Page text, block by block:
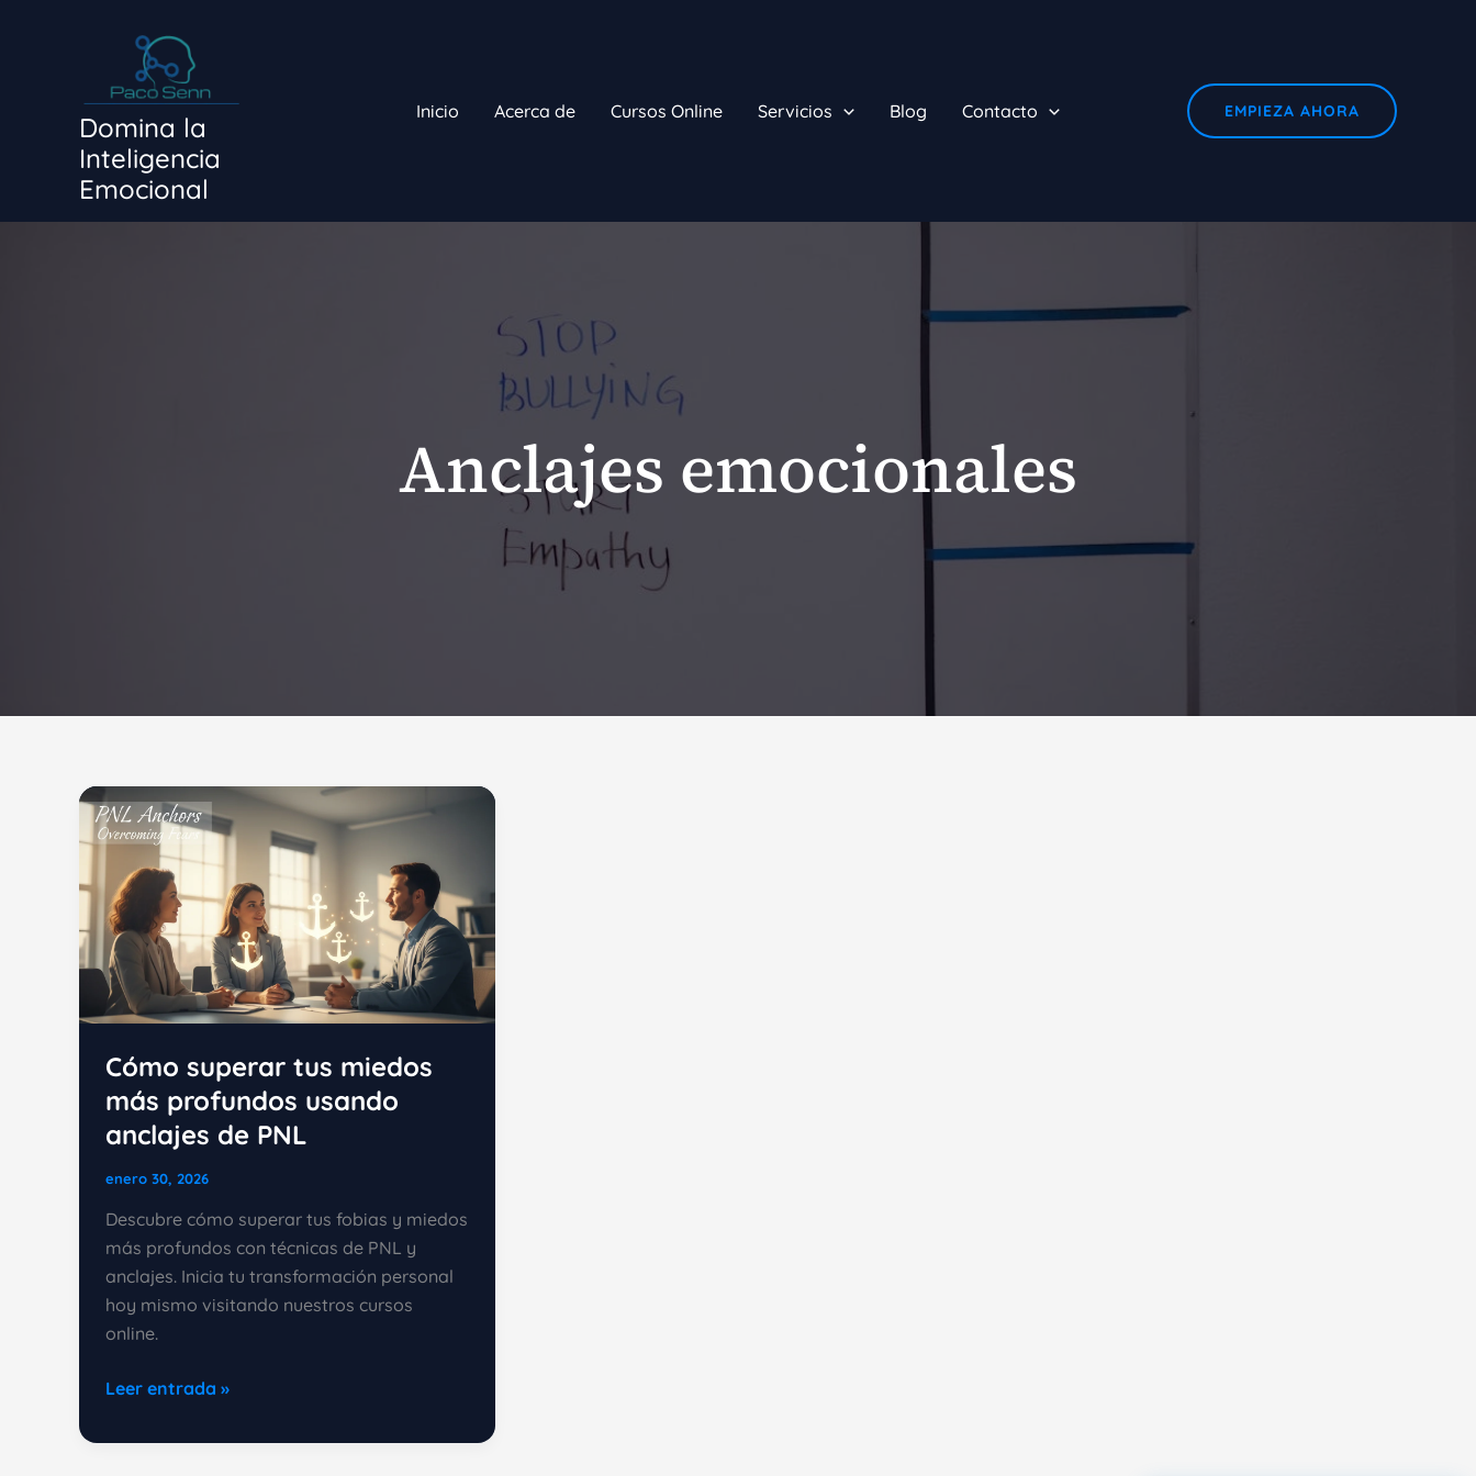
Domina la
Inteligencia
Emocional
Inicio Acerca de Cursos Online Servicios Blog Contacto EMPIEZA AHORA
Anclajes emocionales
Cómo superar tus miedos
más profundos usando
anclajes de PNL
enero 30, 2026
Descubre cómo superar tus fobias y miedos
más profundos con técnicas de PNL y
anclajes. Inicia tu transformación personal
hoy mismo visitando nuestros cursos
online.
Cómo
tus
Leer entrada »